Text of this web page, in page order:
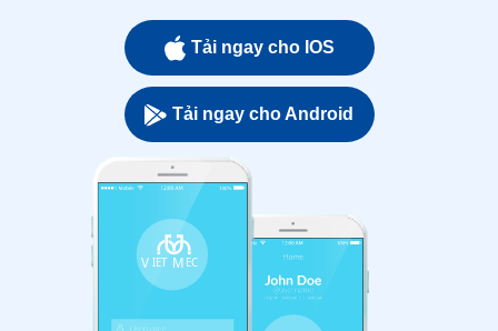
Tải ngay cho IOS
Tải ngay cho Android